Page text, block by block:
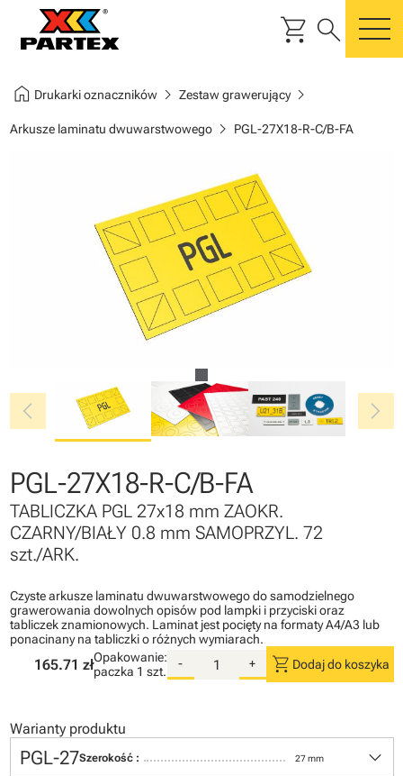
shopping_cart search
home Drukarki oznacznikówchevron_right Zestaw grawerującychevron_right
Arkusze laminatu dwuwarstwowegochevron_right PGL-27X18-R-C/B-FA
chevron_left chevron_right
PGL-27X18-R-C/B-FA
TABLICZKA PGL 27x18 mm ZAOKR.
CZARNY/BIAŁY 0.8 mm SAMOPRZYL. 72
szt./ARK.
Czyste arkusze laminatu dwuwarstwowego do samodzielnego
grawerowania dowolnych opisów pod lampki i przyciski oraz
tabliczek znamionowych. Laminat jest pocięty na formaty A4/A3 lub
ponacinany na tabliczki o różnych wymiarach.
165.71 złOpakowanie:
paczka 1 szt.
- + shopping_cart Dodaj do koszyka
Warianty produktu
PGL-27Szerokość : 27 mm keyboard_arrow_down